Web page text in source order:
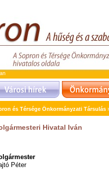
és Térsége Önkormányzati Társulás
Hivatal Iván
Péter